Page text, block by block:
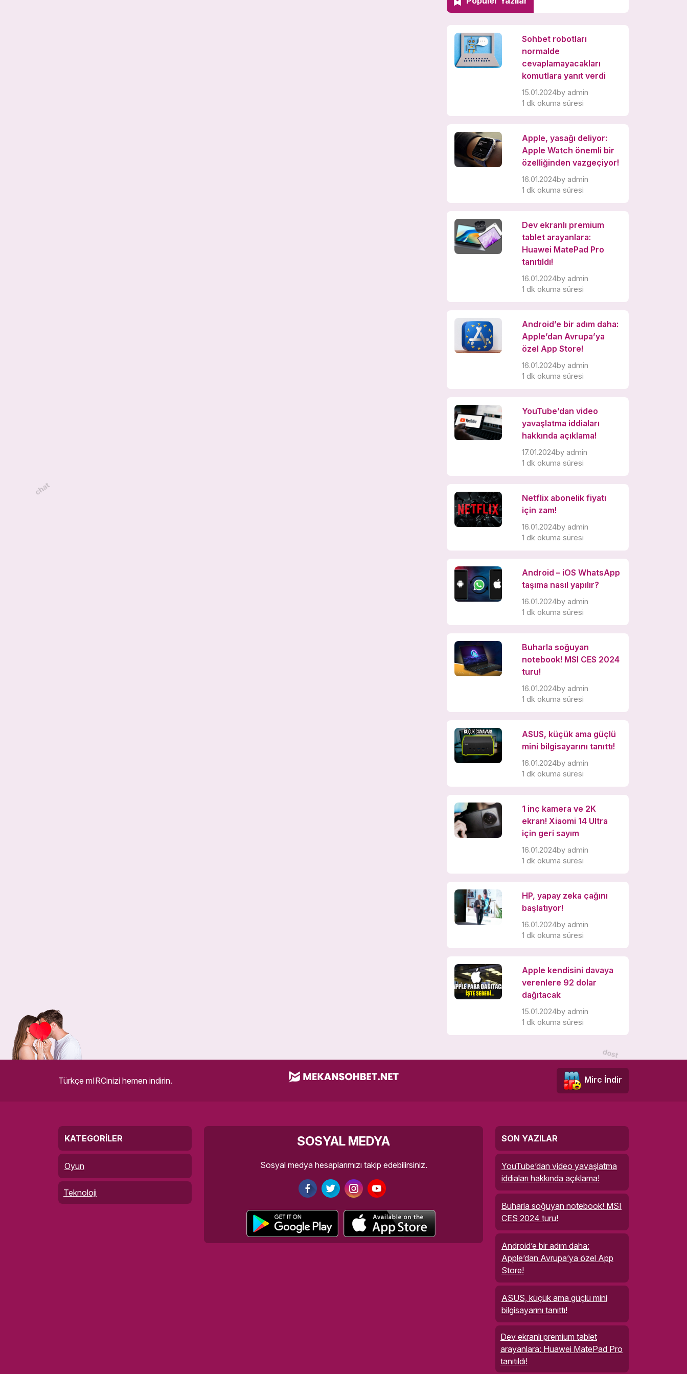
Sohbet robotları
normalde
cevaplamayacakları
komutlara yanıt verdi
15.01.2024by admin
1 dk okuma süresi
Apple, yasağı deliyor:
Apple Watch önemli bir
özelliğinden vazgeçiyor!
16.01.2024by admin
1 dk okuma süresi
Dev ekranlı premium
tablet arayanlara:
Huawei MatePad Pro
tanıtıldı!
16.01.2024by admin
1 dk okuma süresi
Android’e bir adım daha:
Apple’dan Avrupa’ya
özel App Store!
16.01.2024by admin
1 dk okuma süresi
YouTube’dan video
yavaşlatma iddiaları
hakkında açıklama!
17.01.2024by admin
1 dk okuma süresi
Netflix abonelik fiyatı
için zam!
16.01.2024by admin
1 dk okuma süresi
Android – iOS WhatsApp
taşıma nasıl yapılır?
16.01.2024by admin
1 dk okuma süresi
Buharla soğuyan
notebook! MSI CES 2024
turu!
16.01.2024by admin
1 dk okuma süresi
ASUS, küçük ama güçlü
mini bilgisayarını tanıttı!
16.01.2024by admin
1 dk okuma süresi
1 inç kamera ve 2K
ekran! Xiaomi 14 Ultra
için geri sayım
16.01.2024by admin
1 dk okuma süresi
HP, yapay zeka çağını
başlatıyor!
16.01.2024by admin
1 dk okuma süresi
Apple kendisini davaya
verenlere 92 dolar
dağıtacak
15.01.2024by admin
1 dk okuma süresi
Türkçe mIRCinizi hemen indirin. Mirc İndir
KATEGORILER
Oyun
Teknoloji
SOSYAL MEDYA
Sosyal medya hesaplarımızı takip edebilirsiniz.
SON YAZILAR
YouTube’dan video yavaşlatma
iddiaları hakkında açıklama!
Buharla soğuyan notebook! MSI
CES 2024 turu!
Android’e bir adım daha:
Apple’dan Avrupa’ya özel App
Store!
ASUS, küçük ama güçlü mini
bilgisayarını tanıttı!
Dev ekranlı premium tablet
arayanlara: Huawei MatePad Pro
tanıtıldı!